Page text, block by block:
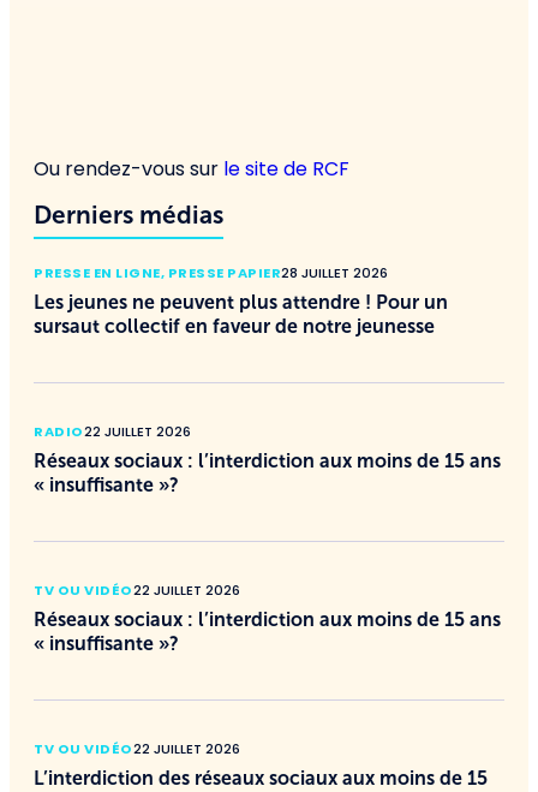
Ou rendez-vous sur le site de RCF
Derniers médias
PRESSE EN LIGNE, PRESSE PAPIER28 JUILLET 2026
Les jeunes ne peuvent plus attendre ! Pour un
sursaut collectif en faveur de notre jeunesse
RADIO22 JUILLET 2026
Réseaux sociaux : l’interdiction aux moins de 15 ans
« insuffisante »?
TV OU VIDÉO22 JUILLET 2026
Réseaux sociaux : l’interdiction aux moins de 15 ans
« insuffisante »?
TV OU VIDÉO22 JUILLET 2026
L’interdiction des réseaux sociaux aux moins de 15